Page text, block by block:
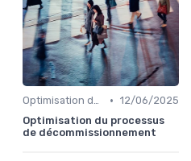
Optimisation des coûts • 12/06/2025
Optimisation du processus
de décommissionnement